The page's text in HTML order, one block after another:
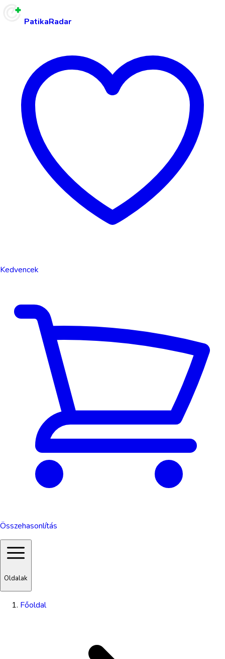
PatikaRadar
Kedvencek
Összehasonlítás
Oldalak
Főoldal